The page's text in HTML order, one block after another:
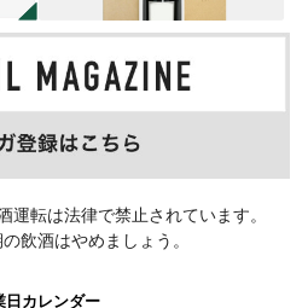
運転は法律で禁止されています。
飲酒はやめましょう。
日カレンダー